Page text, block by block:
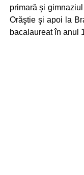
primară şi
Orăştie şi apoi la
bacalaureat în anul